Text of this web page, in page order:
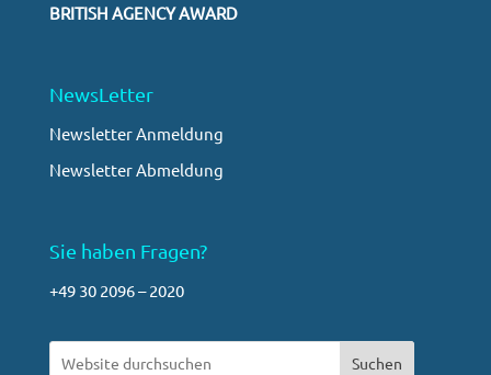
BRITISH AGENCY AWARD
NewsLetter
Newsletter Anmeldung
Newsletter Abmeldung
Sie haben Fragen?
+49 30 2096 – 2020
Suchen